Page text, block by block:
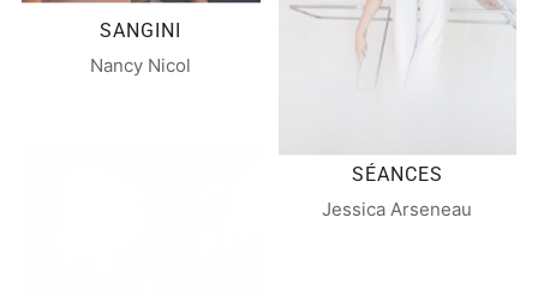
SANGINI
Nancy Nicol
SÉANCES
Jessica Arseneau